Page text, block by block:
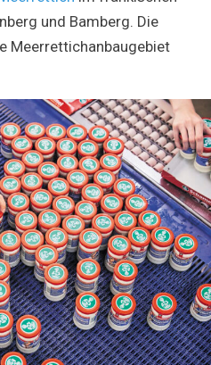
und Bamberg. Die
Meerrettichanbaugebiet